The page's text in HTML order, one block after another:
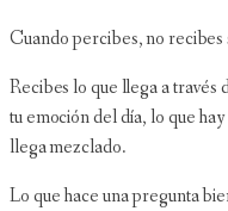
Cuando percibes, no recibes
Recibes lo que llega a través
tu emoción del día, lo que
llega mezclado.
Lo que hace una pregunta